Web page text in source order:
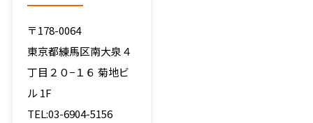
〒178-0064
東京都練馬区南大泉４
丁目２０−１６ 菊地ビ
ル 1F
TEL:03-6904-5156